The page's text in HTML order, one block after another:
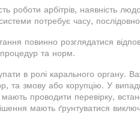
роботи арбітрів, наявність
потребує часу,
повинно розглядатися
та норм.
в ролі карального органу.
та змову або корупцію. У
мають проводити перевірку,
мають ґрунтуватися